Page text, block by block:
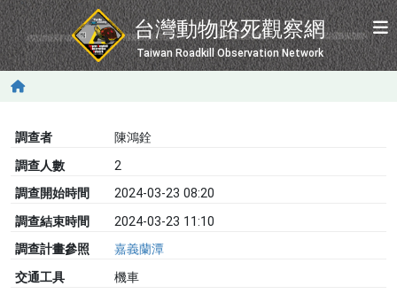
移至主內容
台灣動物路死觀察網
Taiwan Roadkill Observation Network
調查者
陳鴻銓
調查人數
2
調查開始時間
2024-03-23 08:20
調查結束時間
2024-03-23 11:10
調查計畫參照
嘉義蘭潭
交通工具
機車